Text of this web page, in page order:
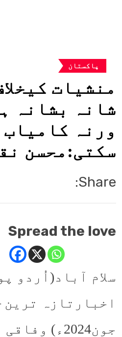
پاکستان
منشیات
شانہ بشانہ
ورنہ کامیاب
سکتی:محسن
Share:
Spread the love
سلام آباد(اُردو
جون2024ء)